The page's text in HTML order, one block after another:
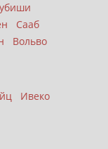
Сааб
Вольво
Ивеко